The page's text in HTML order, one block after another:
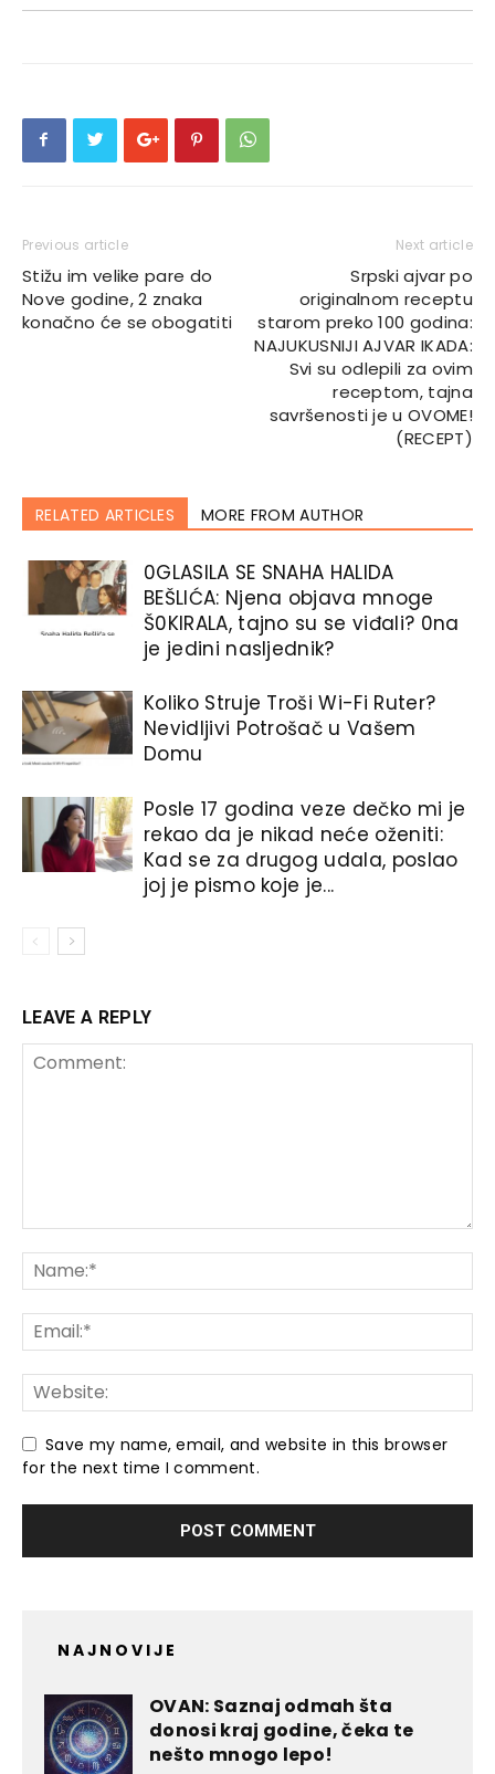
Previous article
Stižu im velike pare do
Nove godine, 2 znaka
konačno će se obogatiti
Next article
Srpski ajvar po
originalnom receptu
starom preko 100 godina:
NAJUKUSNIJI AJVAR IKADA:
Svi su odlepili za ovim
receptom, tajna
savršenosti je u OVOME!
(RECEPT)
RELATED ARTICLES MORE FROM AUTHOR
0GLASlLA SE SNAHA HALlDA
BEŠLlĆA: Njena objava mnoge
Š0KIRALA, tajno su se viđali? 0na
je jedini nasljednik?
Koliko Struje Troši Wi-Fi Ruter?
Nevidljivi Potrošač u Vašem
Domu
Posle 17 godina veze dečko mi je
rekao da je nikad neće oženiti:
Kad se za drugog udala, poslao
joj je pismo koje je...
LEAVE A REPLY
Save my name, email, and website in this browser
for the next time I comment.
NAJNOVIJE
OVAN: Saznaj odmah šta
donosi kraj godine, čeka te
nešto mnogo lepo!